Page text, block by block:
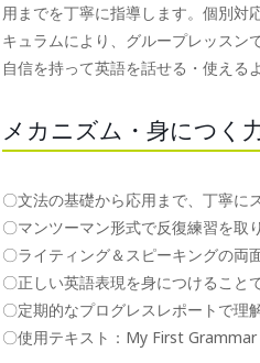
用までを丁寧に指導します。個別対
キュラムにより、グループレッスン
自信を持って英語を話せる・使える
メカニズム・身につく
〇文法の基礎から応用まで、丁寧に
〇マンツーマン形式で反復練習を取
〇ライティング＆スピーキングの両
〇正しい英語表現を身につけること
〇定期的なプログレスレポートで理
〇使用テキスト：My First Grammar